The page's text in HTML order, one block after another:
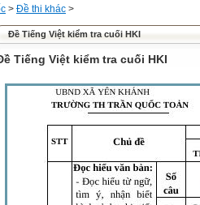
> Đề thi khác >
Đề Tiếng Việt kiểm tra cuối HKI
Tiếng Việt kiểm tra cuối HKI